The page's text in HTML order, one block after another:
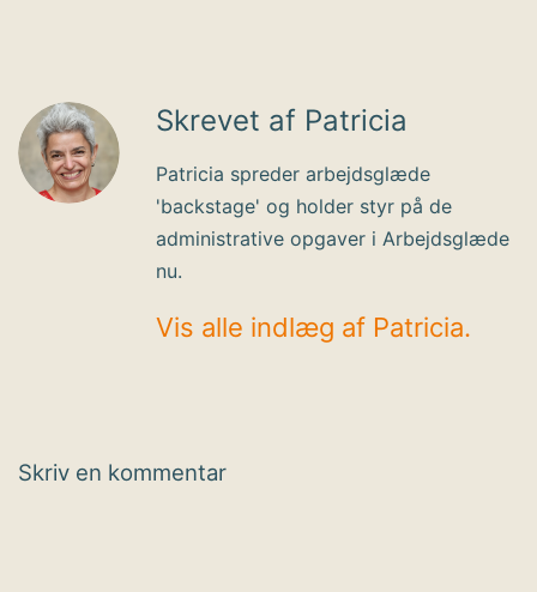
Skrevet af Patricia
Patricia spreder arbejdsglæde
'backstage' og holder styr på de
administrative opgaver i Arbejdsglæde
nu.
Vis alle indlæg af Patricia.
Skriv en kommentar